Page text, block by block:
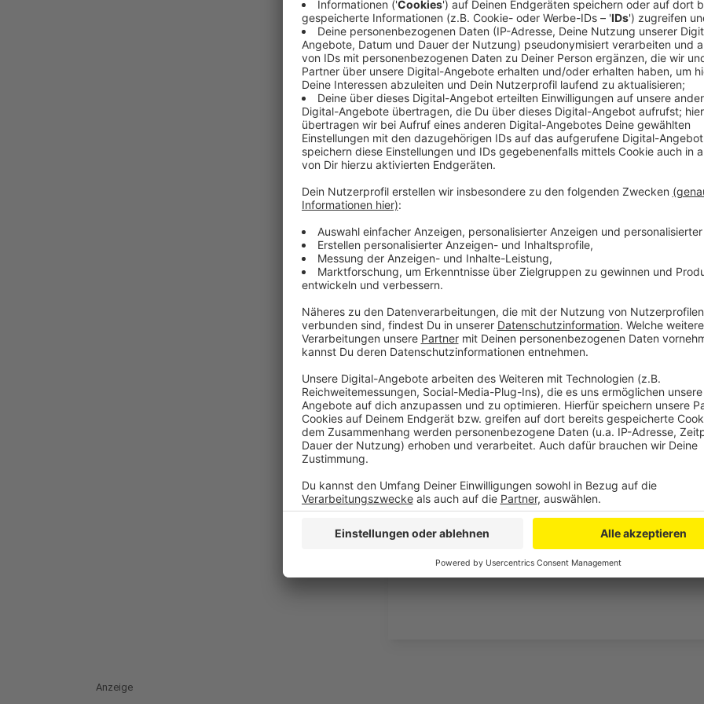
Anzeige
Niklas Lünebach
Die wunderbare Welt der
Folge 3
Dumme Fragen gibt es auch beim Fußball!
Anzeige
Es soll ja bekanntlich keine dummen Fragen geben.
Sache fehlt aber: Nämlich die Antwort. Die gibt es
Spezial. Dazu haben wir uns valide Experten
uns trotzdem fachgerecht beantworten.
Anzeige
Stellt Niklas Lünebach eine dumme Frage
Anzeige
Anzeige
Anzeige